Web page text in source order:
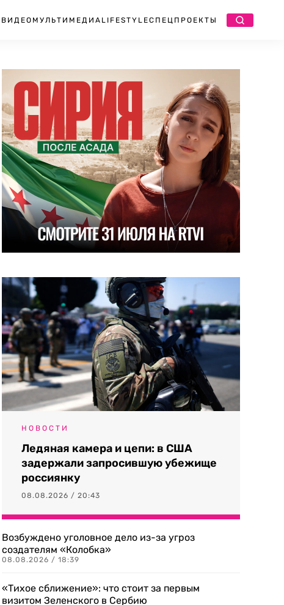
ВИДЕО МУЛЬТИМЕДИА LIFESTYLEСПЕЦПРОЕКТЫ
НОВОСТИ
Ледяная камера и цепи: в США
задержали запросившую убежище
россиянку
08.08.2026 / 20:43
Возбуждено уголовное дело из-за угроз
создателям «Колобка»
08.08.2026 / 18:39
«Тихое сближение»: что стоит за первым
визитом Зеленского в Сербию